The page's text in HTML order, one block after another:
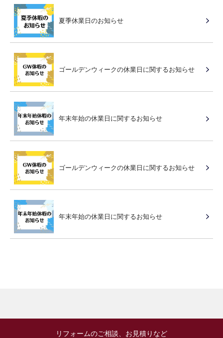
夏季休業日のお知らせ
ゴールデンウィークの休業日に関するお知らせ
年末年始の休業日に関するお知らせ
ゴールデンウィークの休業日に関するお知らせ
年末年始の休業日に関するお知らせ
リフォームのご相談、お見積りなど